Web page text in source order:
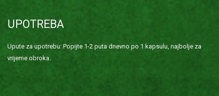
UPOTREBA
Upute za upotrebu: Popijte 1-2 puta dnevno po 1 kapsulu, najbolje za
vrijeme obroka.